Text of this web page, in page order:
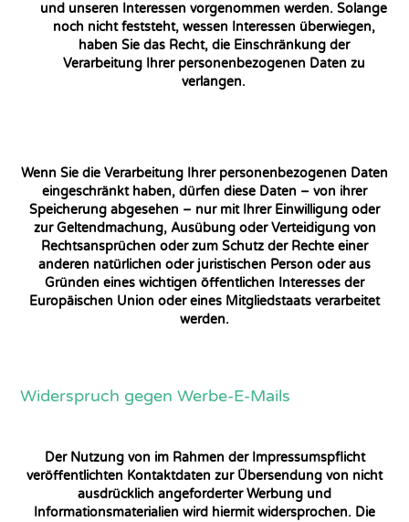
und unseren Interessen vorgenommen werden. Solange
noch nicht feststeht, wessen Interessen überwiegen,
haben Sie das Recht, die Einschränkung der
Verarbeitung Ihrer personenbezogenen Daten zu
verlangen.
Wenn Sie die Verarbeitung Ihrer personenbezogenen Daten
eingeschränkt haben, dürfen diese Daten – von ihrer
Speicherung abgesehen – nur mit Ihrer Einwilligung oder
zur Geltendmachung, Ausübung oder Verteidigung von
Rechtsansprüchen oder zum Schutz der Rechte einer
anderen natürlichen oder juristischen Person oder aus
Gründen eines wichtigen öffentlichen Interesses der
Europäischen Union oder eines Mitgliedstaats verarbeitet
werden.
Widerspruch gegen Werbe-E-Mails
Der Nutzung von im Rahmen der Impressumspflicht
veröffentlichten Kontaktdaten zur Übersendung von nicht
ausdrücklich angeforderter Werbung und
Informationsmaterialien wird hiermit widersprochen. Die